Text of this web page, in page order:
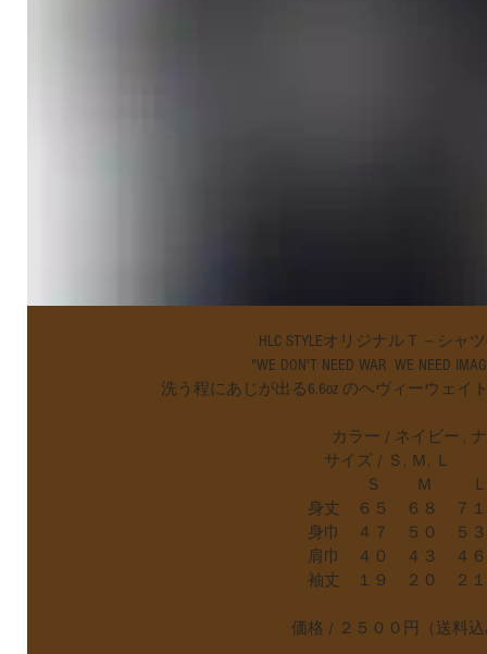
HLC STYLEオリジナルＴ－シャツの
"WE DON'T NEED WAR  WE NEED
洗う程にあじが出る6.6oz のヘヴィーウェイトボ
サイズ / Ｓ, Ｍ, Ｌ
Ｓ        Ｍ         Ｌ
身丈　６５　６８　７１
身巾　４７　５０　５３
肩巾　４０　４３　４６
袖丈　１９　２０　２１　
価格 / ２５００円（送料込